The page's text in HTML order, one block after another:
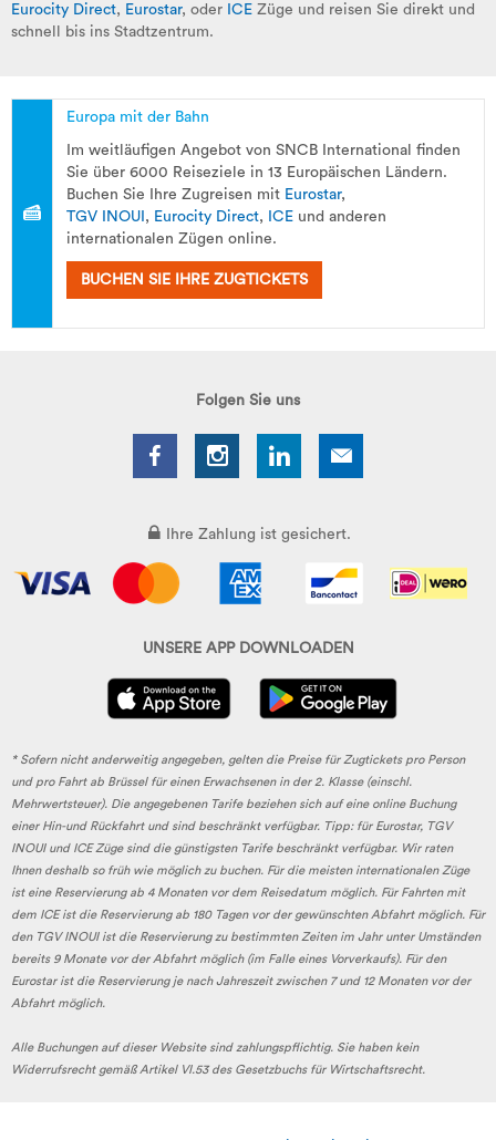
Eurocity Direct, Eurostar, oder ICE Züge und reisen Sie direkt und
schnell bis ins Stadtzentrum.
Europa mit der Bahn
Im weitläufigen Angebot von SNCB International finden
Sie über 6000 Reiseziele in 13 Europäischen Ländern.
Buchen Sie Ihre Zugreisen mit Eurostar,
TGV INOUI , Eurocity Direct, ICE und anderen
internationalen Zügen online.
BUCHEN SIE IHRE ZUGTICKETS
Folgen Sie uns
Ihre Zahlung ist gesichert.
UNSERE APP DOWNLOADEN
* Sofern nicht anderweitig angegeben, gelten die Preise für Zugtickets pro Person
und pro Fahrt ab Brüssel für einen Erwachsenen in der 2. Klasse (einschl.
Mehrwertsteuer). Die angegebenen Tarife beziehen sich auf eine online Buchung
einer Hin-und Rückfahrt und sind beschränkt verfügbar. Tipp: für Eurostar, TGV
INOUI und ICE Züge sind die günstigsten Tarife beschränkt verfügbar. Wir raten
Ihnen deshalb so früh wie möglich zu buchen. Für die meisten internationalen Züge
ist eine Reservierung ab 4 Monaten vor dem Reisedatum möglich. Für Fahrten mit
dem ICE ist die Reservierung ab 180 Tagen vor der gewünschten Abfahrt möglich. Für
den TGV INOUI ist die Reservierung zu bestimmten Zeiten im Jahr unter Umständen
bereits 9 Monate vor der Abfahrt möglich (im Falle eines Vorverkaufs). Für den
Eurostar ist die Reservierung je nach Jahreszeit zwischen 7 und 12 Monaten vor der
Abfahrt möglich.
Alle Buchungen auf dieser Website sind zahlungspflichtig. Sie haben kein
Widerrufsrecht gemäß Artikel VI.53 des Gesetzbuchs für Wirtschaftsrecht.